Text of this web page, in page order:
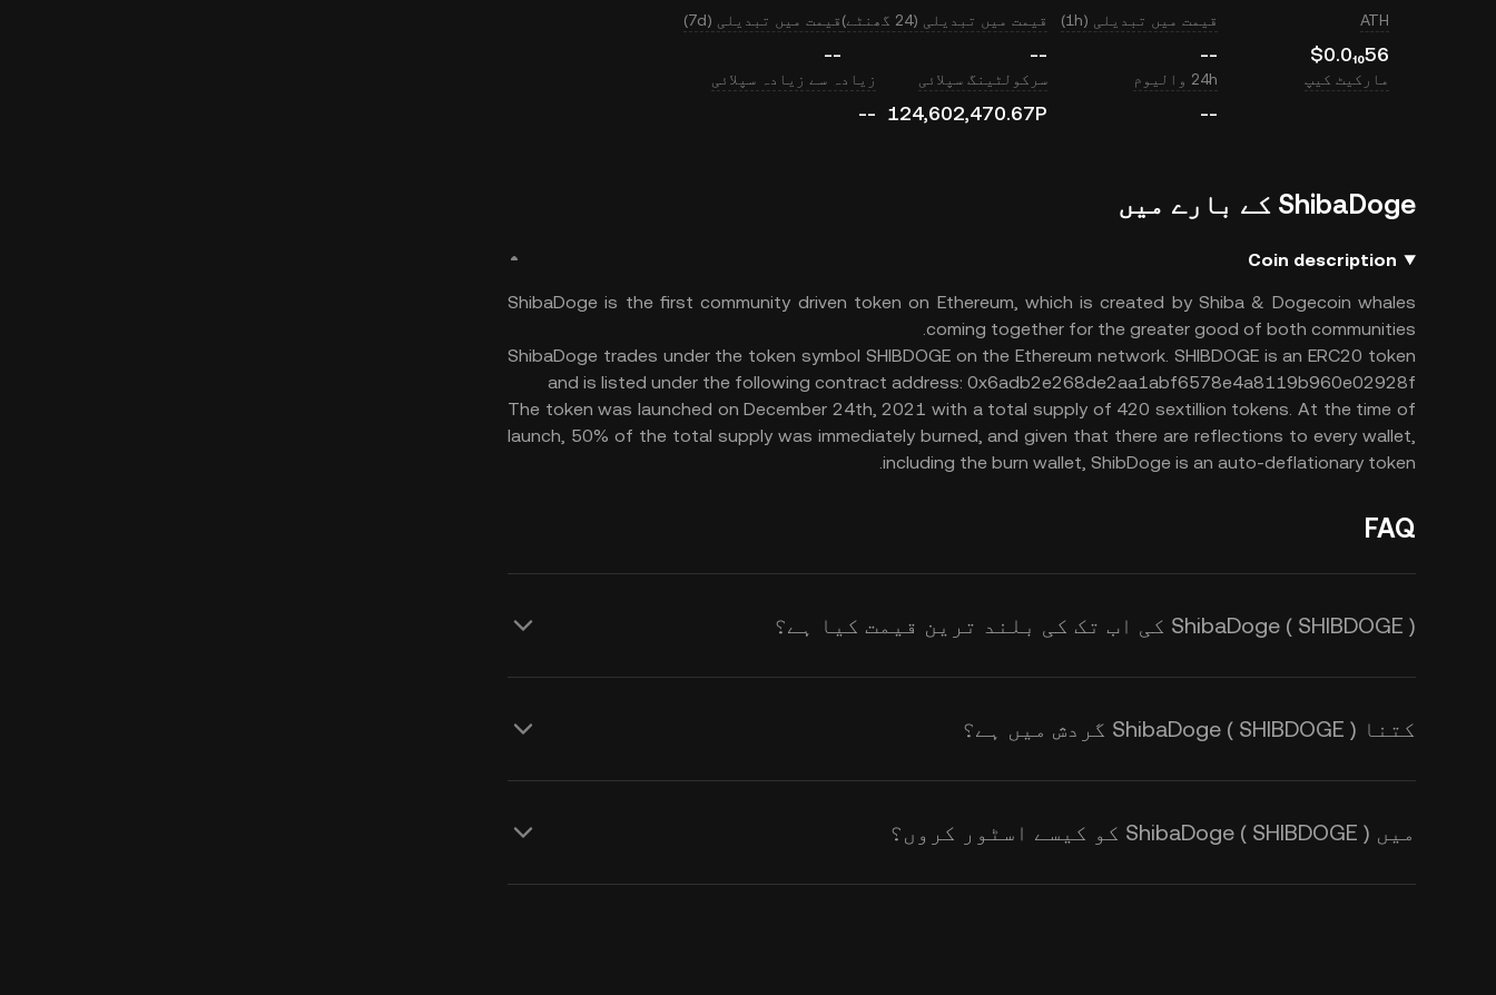
ATH
$0.0₁₀56
قیمت میں تبدیلی (1h)
--
قیمت میں تبدیلی (24 گھنٹے)
--
قیمت میں تبدیلی (7d)
--
مارکیٹ کیپ 24h والیوم
--
سرکولٹینگ سپلائی
124,602,470.67P
زیادہ سے زیادہ سپلائی
--
ShibaDoge کے بارے میں
Coin description
ShibaDoge is the first community driven token on Ethereum, which is created by Shiba & Dogecoin whales
coming together for the greater good of both communities.
ShibaDoge trades under the token symbol SHIBDOGE on the Ethereum network. SHIBDOGE is an ERC20 token
and is listed under the following contract address: 0x6adb2e268de2aa1abf6578e4a8119b960e02928f
The token was launched on December 24th, 2021 with a total supply of 420 sextillion tokens. At the time of
launch, 50% of the total supply was immediately burned, and given that there are reflections to every wallet,
including the burn wallet, ShibDoge is an auto-deflationary token.
FAQ
ShibaDoge ( SHIBDOGE ) کی اب تک کی بلند ترین قیمت کیا ہے؟
کتنا ShibaDoge ( SHIBDOGE ) گردش میں ہے؟
میں ShibaDoge ( SHIBDOGE ) کو کیسے اسٹور کروں؟